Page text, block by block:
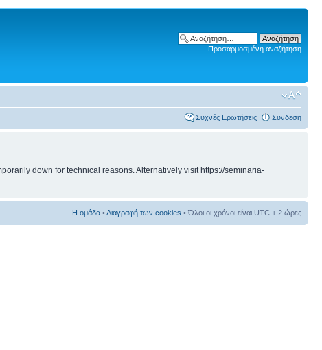
Προσαρμοσμένη αναζήτηση
Συχνές Ερωτήσεις Συνδεση
down for technical reasons. Alternatively visit https://seminaria-
Η ομάδα •Διαγραφή των cookies • Όλοι οι χρόνοι είναι UTC + 2 ώρες